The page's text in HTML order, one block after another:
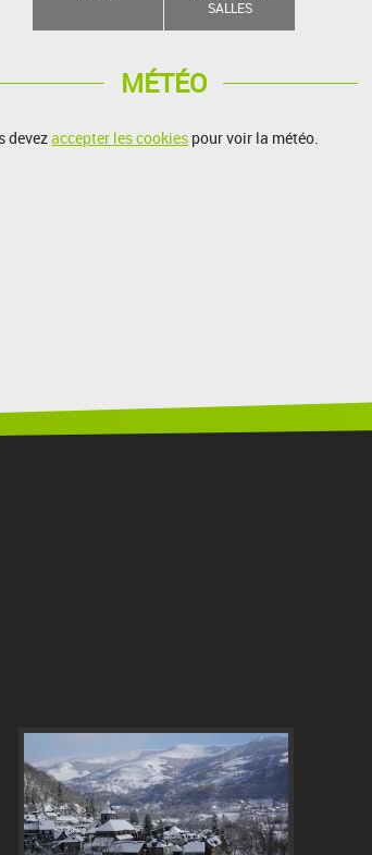
SALLES
MÉTÉO
devezaccepter les cookies pour voir la météo.